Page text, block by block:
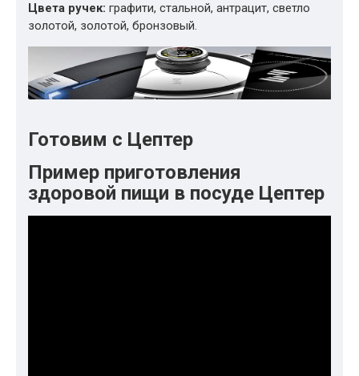
Цвета ручек: графити, стальной, антрацит, светло
золотой, золотой, бронзовый.
Готовим с Цептер
Пример приготовления
здоровой пищи в посуде Цептер